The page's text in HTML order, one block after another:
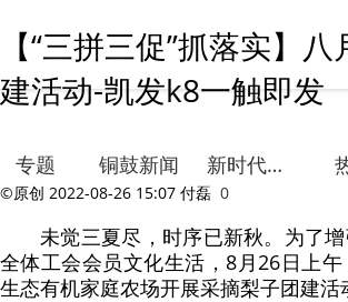
【“三拼三促”抓落实】
建活动-凯发k8一触即发
专题 铜鼓新闻 新时代文明实践
©原创 2022-08-26 15:07 付磊 0
未觉三夏尽，时序已新秋。为了
全体工会会员文化生活，8月26日上
生态有机家庭农场开展采摘梨子团建活